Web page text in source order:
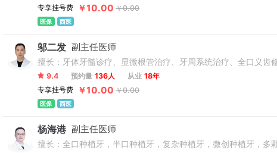
专享挂号费
￥10.00 ￥0.00
医保 西医
邬二发 副主任医师
擅长：牙体牙髓诊疗、显微根管治疗、牙周系统治疗、全口义齿
9.4 预约量 136人 从业 18年
专享挂号费
￥10.00 ￥0.00
医保 西医
杨海港 副主任医师
擅长：全口种植牙，半口种植牙，复杂种植牙，微创种植牙，多